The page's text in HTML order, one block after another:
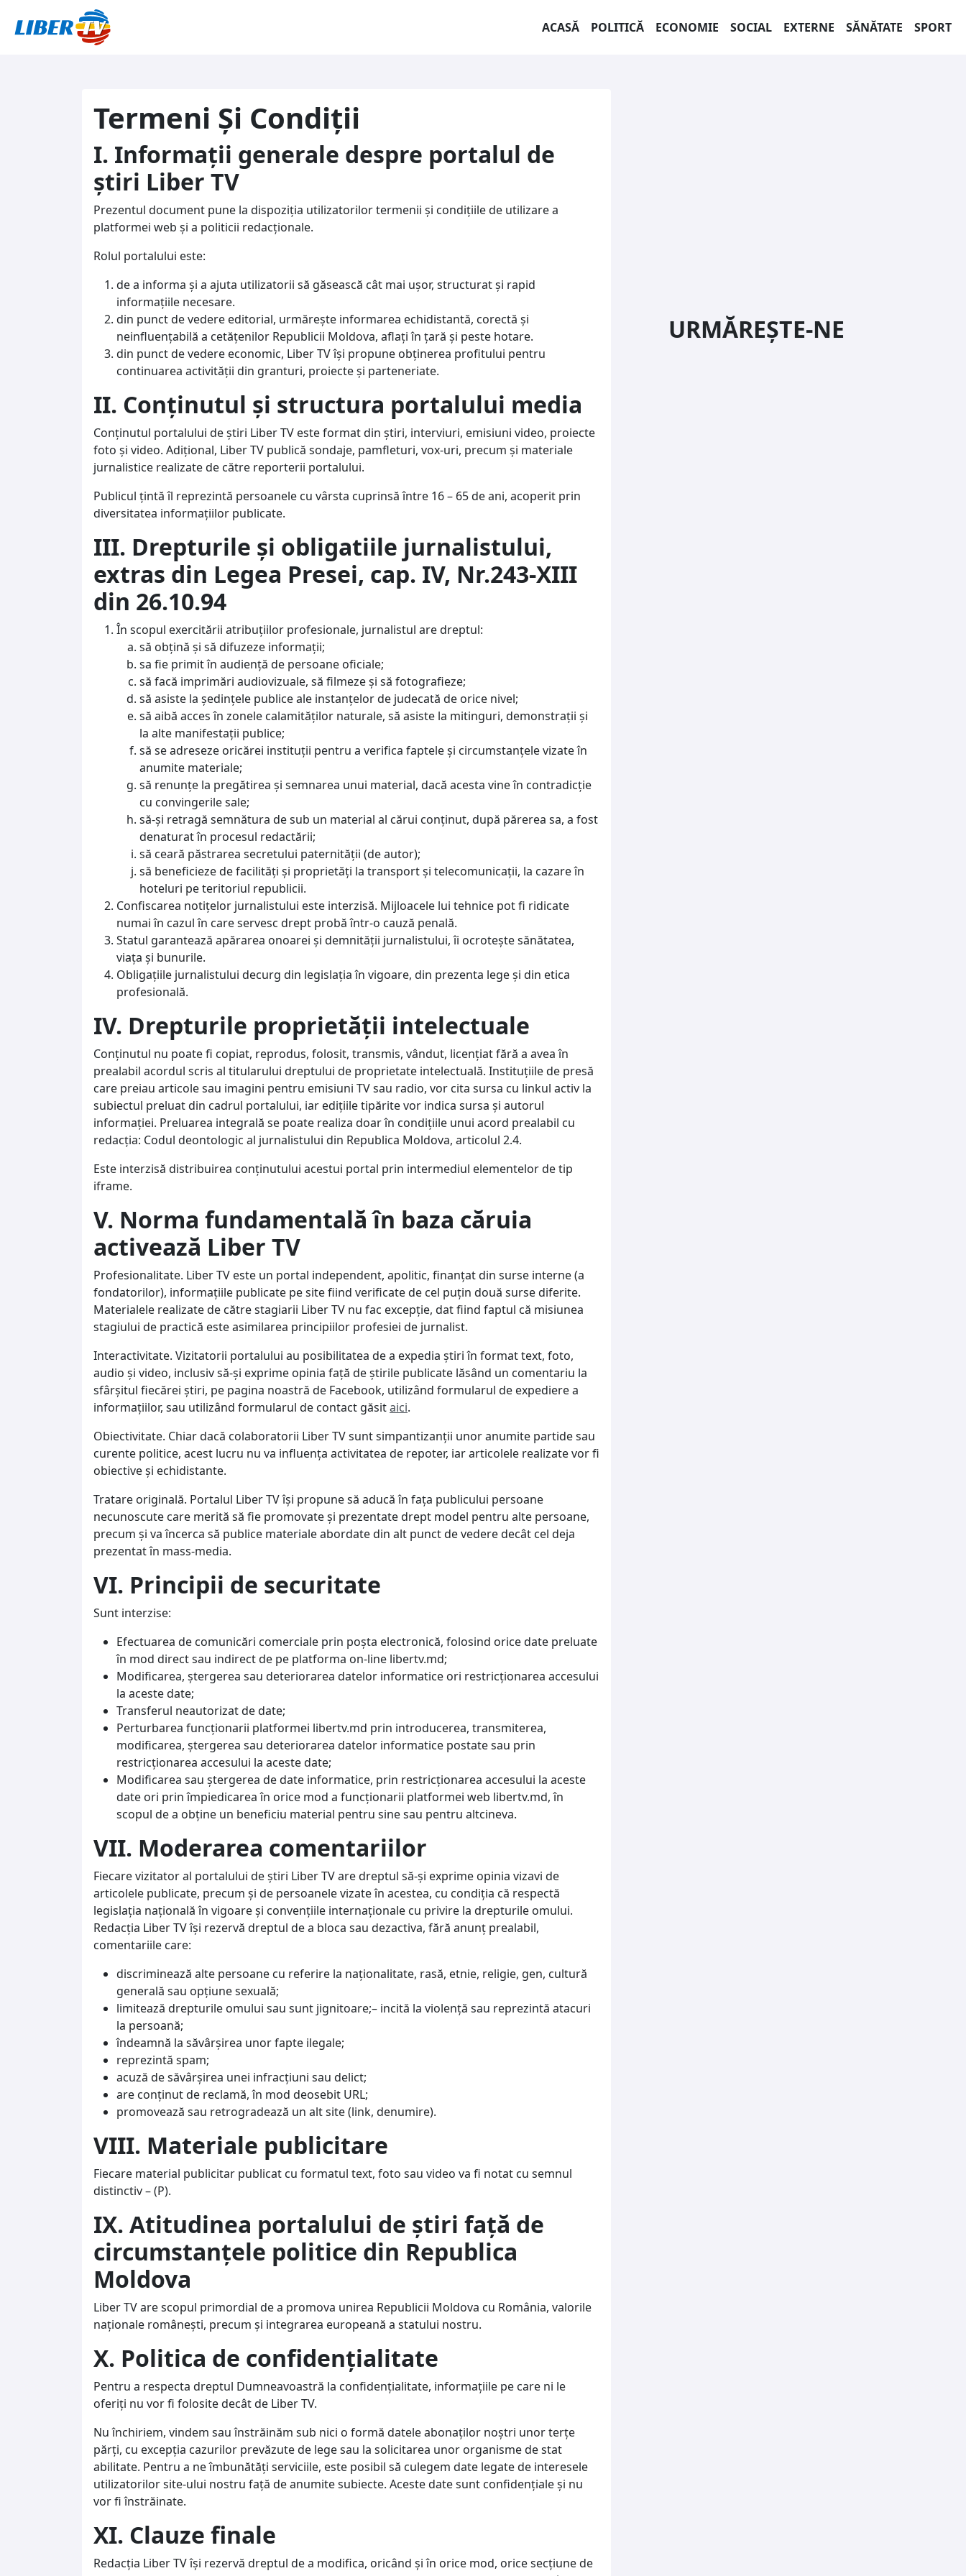
ACASĂ
POLITICĂ ECONOMIE SOCIAL EXTERNE SĂNĂTATE SPORT
Termeni Și Condiții
I. Informații generale despre portalul de
știri Liber TV
Prezentul document pune la dispoziţia utilizatorilor termenii şi condiţiile de utilizare a
platformei web şi a politicii redacţionale.
Rolul portalului este:
de a informa şi a ajuta utilizatorii să găsească cât mai uşor, structurat şi rapid
informaţiile necesare.
din punct de vedere editorial, urmărește informarea echidistantă, corectă și
neinfluențabilă a cetățenilor Republicii Moldova, aflați în țară și peste hotare.
din punct de vedere economic, Liber TV își propune obținerea profitului pentru
continuarea activității din granturi, proiecte şi parteneriate.
II. Conținutul și structura portalului media
Conținutul portalului de știri Liber TV este format din știri, interviuri, emisiuni video, proiecte
foto și video. Adiţional, Liber TV publică sondaje, pamfleturi, vox-uri, precum și materiale
jurnalistice realizate de către reporterii portalului.
Publicul ţintă îl reprezintă persoanele cu vârsta cuprinsă între 16 – 65 de ani, acoperit prin
diversitatea informațiilor publicate.
III. Drepturile și obligatiile jurnalistului,
extras din Legea Presei, cap. IV, Nr.243-XIII
din 26.10.94
În scopul exercitării atribuţiilor profesionale, jurnalistul are dreptul:
să obţină şi să difuzeze informaţii;
sa fie primit în audienţă de persoane oficiale;
să facă imprimări audiovizuale, să filmeze şi să fotografieze;
să asiste la şedinţele publice ale instanţelor de judecată de orice nivel;
să aibă acces în zonele calamităţilor naturale, să asiste la mitinguri, demonstraţii şi
la alte manifestaţii publice;
să se adreseze oricărei instituţii pentru a verifica faptele şi circumstanţele vizate în
anumite materiale;
să renunţe la pregătirea şi semnarea unui material, dacă acesta vine în contradicţie
cu convingerile sale;
să-şi retragă semnătura de sub un material al cărui conţinut, după părerea sa, a fost
denaturat în procesul redactării;
să ceară păstrarea secretului paternităţii (de autor);
să beneficieze de facilităţi şi proprietăţi la transport şi telecomunicaţii, la cazare în
hoteluri pe teritoriul republicii.
Confiscarea notiţelor jurnalistului este interzisă. Mijloacele lui tehnice pot fi ridicate
numai în cazul în care servesc drept probă într-o cauză penală.
Statul garantează apărarea onoarei şi demnităţii jurnalistului, îi ocroteşte sănătatea,
viaţa şi bunurile.
Obligaţiile jurnalistului decurg din legislaţia în vigoare, din prezenta lege şi din etica
profesională.
IV. Drepturile proprietăţii intelectuale
Conţinutul nu poate fi copiat, reprodus, folosit, transmis, vândut, licenţiat fără a avea în
prealabil acordul scris al titularului dreptului de proprietate intelectuală. Instituţiile de presă
care preiau articole sau imagini pentru emisiuni TV sau radio, vor cita sursa cu linkul activ la
subiectul preluat din cadrul portalului, iar ediţiile tipărite vor indica sursa şi autorul
informaţiei. Preluarea integrală se poate realiza doar în condiţiile unui acord prealabil cu
redacţia: Codul deontologic al jurnalistului din Republica Moldova, articolul 2.4.
Este interzisă distribuirea conținutului acestui portal prin intermediul elementelor de tip
iframe.
V. Norma fundamentală în baza căruia
activează Liber TV
Profesionalitate. Liber TV este un portal independent, apolitic, finanțat din surse interne (a
fondatorilor), informațiile publicate pe site fiind verificate de cel puțin două surse diferite.
Materialele realizate de către stagiarii Liber TV nu fac excepție, dat fiind faptul că misiunea
stagiului de practică este asimilarea principiilor profesiei de jurnalist.
Interactivitate. Vizitatorii portalului au posibilitatea de a expedia ştiri în format text, foto,
audio şi video, inclusiv să-şi exprime opinia față de ştirile publicate lăsând un comentariu la
sfârșitul fiecărei știri, pe pagina noastră de Facebook, utilizând formularul de expediere a
informațiilor, sau utilizând formularul de contact găsitaici.
Obiectivitate. Chiar dacă colaboratorii Liber TV sunt simpantizanții unor anumite partide sau
curente politice, acest lucru nu va influența activitatea de repoter, iar articolele realizate vor fi
obiective și echidistante.
Tratare originală. Portalul Liber TV își propune să aducă în fața publicului persoane
necunoscute care merită să fie promovate și prezentate drept model pentru alte persoane,
precum și va încerca să publice materiale abordate din alt punct de vedere decât cel deja
prezentat în mass-media.
VI. Principii de securitate
Sunt interzise:
Efectuarea de comunicări comerciale prin poşta electronică, folosind orice date preluate
în mod direct sau indirect de pe platforma on-line libertv.md;
Modificarea, ştergerea sau deteriorarea datelor informatice ori restricţionarea accesului
la aceste date;
Transferul neautorizat de date;
Perturbarea funcţionarii platformei libertv.md prin introducerea, transmiterea,
modificarea, ştergerea sau deteriorarea datelor informatice postate sau prin
restricţionarea accesului la aceste date;
Modificarea sau ştergerea de date informatice, prin restricţionarea accesului la aceste
date ori prin împiedicarea în orice mod a funcţionarii platformei web libertv.md, în
scopul de a obţine un beneficiu material pentru sine sau pentru altcineva.
VII. Moderarea comentariilor
Fiecare vizitator al portalului de știri Liber TV are dreptul să-și exprime opinia vizavi de
articolele publicate, precum și de persoanele vizate în acestea, cu condiția că respectă
legislația națională în vigoare și convențiile internaționale cu privire la drepturile omului.
Redacția Liber TV își rezervă dreptul de a bloca sau dezactiva, fără anunț prealabil,
comentariile care:
discriminează alte persoane cu referire la naţionalitate, rasă, etnie, religie, gen, cultură
generală sau opţiune sexuală;
limitează drepturile omului sau sunt jignitoare;– incită la violenţă sau reprezintă atacuri
la persoană;
îndeamnă la săvârşirea unor fapte ilegale;
reprezintă spam;
acuză de săvârşirea unei infracţiuni sau delict;
are conţinut de reclamă, în mod deosebit URL;
promovează sau retrogradează un alt site (link, denumire).
VIII. Materiale publicitare
Fiecare material publicitar publicat cu formatul text, foto sau video va fi notat cu semnul
distinctiv – (P).
IX. Atitudinea portalului de știri față de
circumstanţele politice din Republica
Moldova
Liber TV are scopul primordial de a promova unirea Republicii Moldova cu România, valorile
naționale românești, precum și integrarea europeană a statului nostru.
X. Politica de confidenţialitate
Pentru a respecta dreptul Dumneavoastră la confidenţialitate, informaţiile pe care ni le
oferiţi nu vor fi folosite decât de Liber TV.
Nu închiriem, vindem sau înstrăinăm sub nici o formă datele abonaţilor noştri unor terţe
părţi, cu excepţia cazurilor prevăzute de lege sau la solicitarea unor organisme de stat
abilitate. Pentru a ne îmbunătăţi serviciile, este posibil să culegem date legate de interesele
utilizatorilor site-ului nostru faţă de anumite subiecte. Aceste date sunt confidenţiale şi nu
vor fi înstrăinate.
XI. Clauze finale
Redacția Liber TV își rezervă dreptul de a modifica, oricând și în orice mod, orice secțiune de
URMĂREȘTE-NE